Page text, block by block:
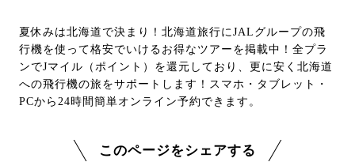
夏休みは北海道で決まり！北海道旅行にJALグループの飛
行機を使って格安でいけるお得なツアーを掲載中！全プラ
ンでJマイル（ポイント）を還元しており、更に安く北海道
への飛行機の旅をサポートします！スマホ・タブレット・
PCから24時間簡単オンライン予約できます。
このページをシェアする